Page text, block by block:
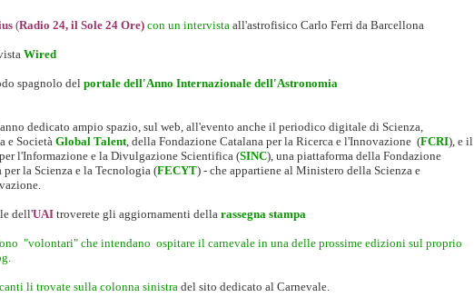
(Radio 24, il Sole 24 Ore) con un intervistaall'astrofisico Carlo Ferri da Barcellona
Wired
spagnolo delportale dell'Anno Internazionale dell'Astronomia
dedicato ampio spazio, sul web, all'evento anche il periodico digitale di Scienza,
e Società Global Talent, della Fondazione Catalana per la Ricerca e l'Innovazione (FCRI), e il
l'Informazione e la Divulgazione Scientifica (SINC), una piattaforma della Fondazione
per la Scienza e la Tecnologia (FECYT) - che appartiene al Ministero della Scienza e
dell'UAI troverete gli aggiornamenti della rassegna stampa
"volontari" che intendano ospitare il carnevale in una delle prossime edizioni sul proprio
li trovate sulla colonna sinistradel sito dedicato al Carnevale.